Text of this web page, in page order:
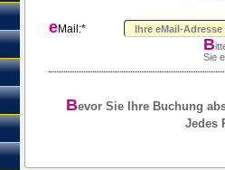
eMail:*
B
Sie
Bevor Sie Ihre Buchung
Jedes